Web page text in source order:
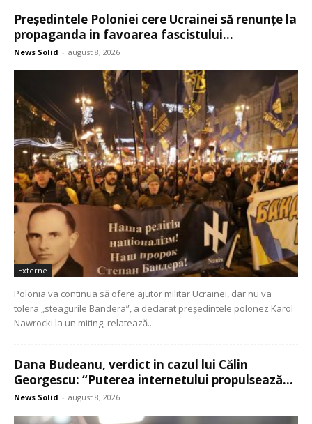
Președintele Poloniei cere Ucrainei să renunțe la
propaganda in favoarea fascistului...
News Solid - august 8, 2026
Externe
Polonia va continua să ofere ajutor militar Ucrainei, dar nu va
tolera „steagurile Bandera”, a declarat președintele polonez Karol
Nawrocki la un miting, relatează...
Dana Budeanu, verdict in cazul lui Călin
Georgescu: “Puterea internetului propulsează...
News Solid - august 8, 2026